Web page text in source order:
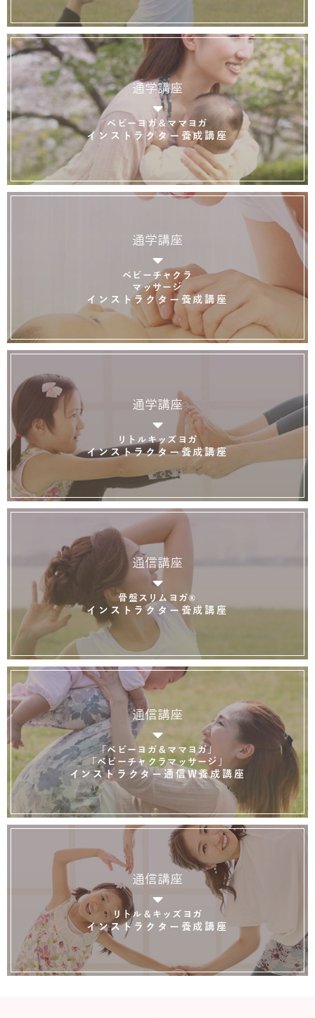
通学講座
ベビーヨガ＆ママヨガ
インストラクター養成講座
通学講座
ベビーチャクラ
マッサージ
インストラクター養成講座
通学講座
リトルキッズヨガ
インストラクター養成講座
通信講座
骨盤スリムヨガ®
インストラクター養成講座
通信講座
「ベビーヨガ＆ママヨガ」
「ベビーチャクラマッサージ」
インストラクター通信W養成講座
通信講座
リトル＆キッズヨガ
インストラクター養成講座